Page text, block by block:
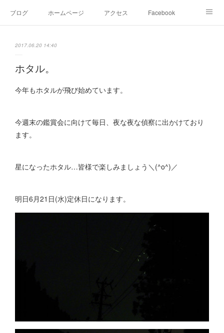
ブログ ホームページ アクセス Facebook
2017.06.20 14:40
ホタル。
今年もホタルが飛び始めています。
今週末の鑑賞会に向けて毎日、夜な夜な偵察に出かけており
ます。
星になったホタル…皆様で楽しみましょう＼(^o^)／
明日6月21日(水)定休日になります。